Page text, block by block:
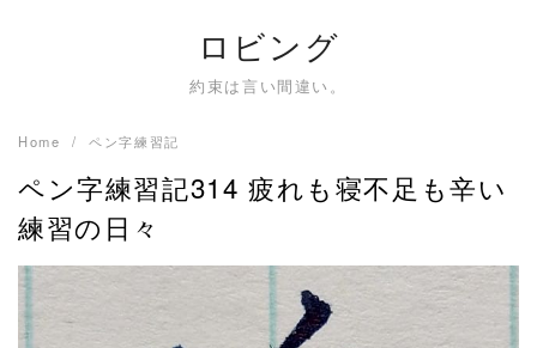
ロビング
約束は言い間違い。
Home ペン字練習記
ペン字練習記314 疲れも寝不足も辛い
練習の日々